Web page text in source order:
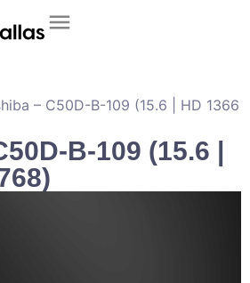
– C50D-B-109 (15.6 | HD 1366
B-109 (15.6 |